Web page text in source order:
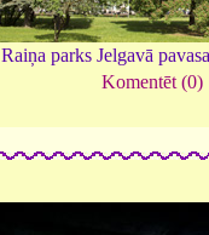
Raiņa parks Jelgavā
Komentēt (0)